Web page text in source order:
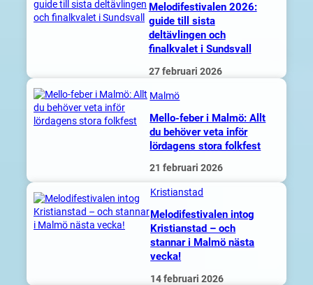
Melodifestivalen 2026:
guide till sista
deltävlingen och
finalkvalet i Sundsvall
27 februari 2026
Malmö
Mello-feber i Malmö: Allt
du behöver veta inför
lördagens stora folkfest
21 februari 2026
Kristianstad
Melodifestivalen intog
Kristianstad – och
stannar i Malmö nästa
vecka!
14 februari 2026